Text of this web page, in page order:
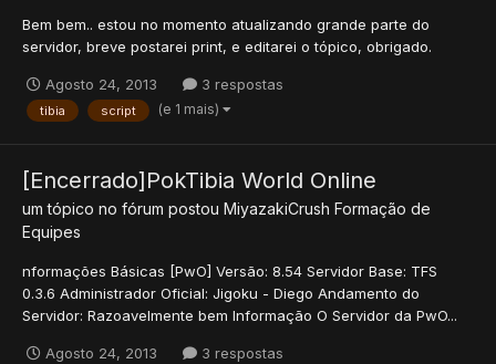
Bem bem.. estou no momento atualizando grande parte do
servidor, breve postarei print, e editarei o tópico, obrigado.
Agosto 24, 2013 3 respostas
tibia script (e 1 mais)
[Encerrado]PokTibia World Online
um tópico no fórum postou MiyazakiCrush Formação de
Equipes
nformações Básicas [PwO] Versão: 8.54 Servidor Base: TFS
0.3.6 Administrador Oficial: Jigoku - Diego Andamento do
Servidor: Razoavelmente bem Informação O Servidor da PwO...
Agosto 24, 2013 3 respostas